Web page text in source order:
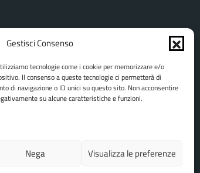
Gestisci Consenso
tecnologie come i cookie per memorizzare e/o
Il consenso a queste tecnologie ci permetterà di
di navigazione o ID unici su questo sito. Non acconsentire
su alcune caratteristiche e funzioni.
Nega Visualizza le preferenze